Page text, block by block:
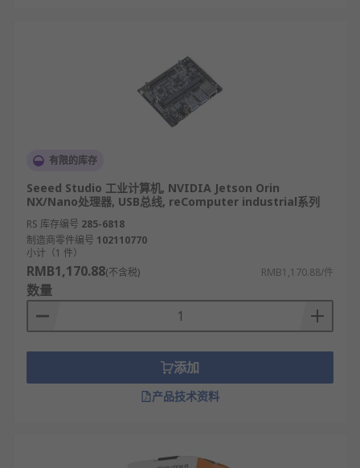
有限的库存
Seeed Studio 工业计算机, NVIDIA Jetson Orin
NX/Nano处理器, USB总线, reComputer industrial系列
RS 库存编号 285-6818
制造商零件编号 102110770
小计（1 件）
RMB1,170.88(不含税) RMB1,170.88/件
数量
添加
产品技术资料